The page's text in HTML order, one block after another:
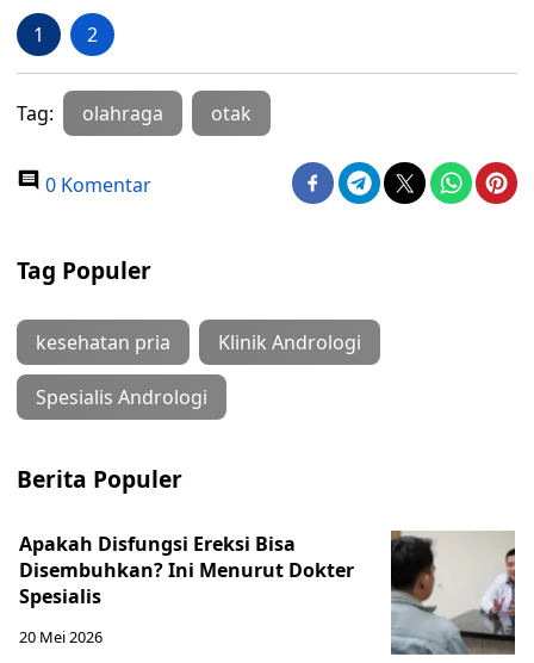
1 2
Tag: olahraga otak
0 Komentar
Tag Populer
kesehatan pria Klinik Andrologi
Spesialis Andrologi
Berita Populer
Apakah Disfungsi Ereksi Bisa
Disembuhkan? Ini Menurut Dokter
Spesialis
20 Mei 2026